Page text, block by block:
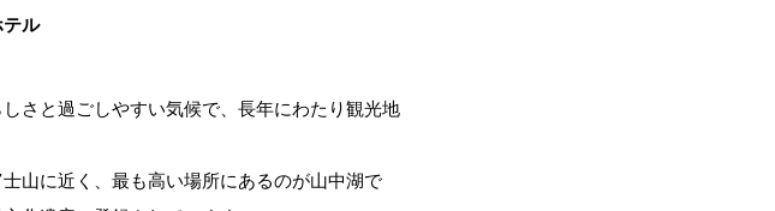
ル
さと過ごしやすい気候で、長年にわたり観光地
山に近く、最も高い場所にあるのが山中湖で